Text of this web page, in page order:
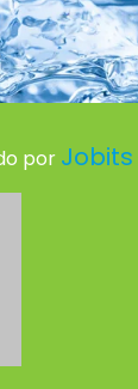
por Jobits